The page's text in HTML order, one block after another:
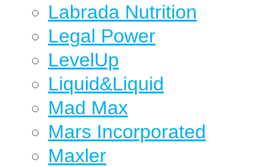
Labrada Nutrition
Legal Power
LevelUp
Liquid&Liquid
Mad Max
Mars Incorporated
Maxler